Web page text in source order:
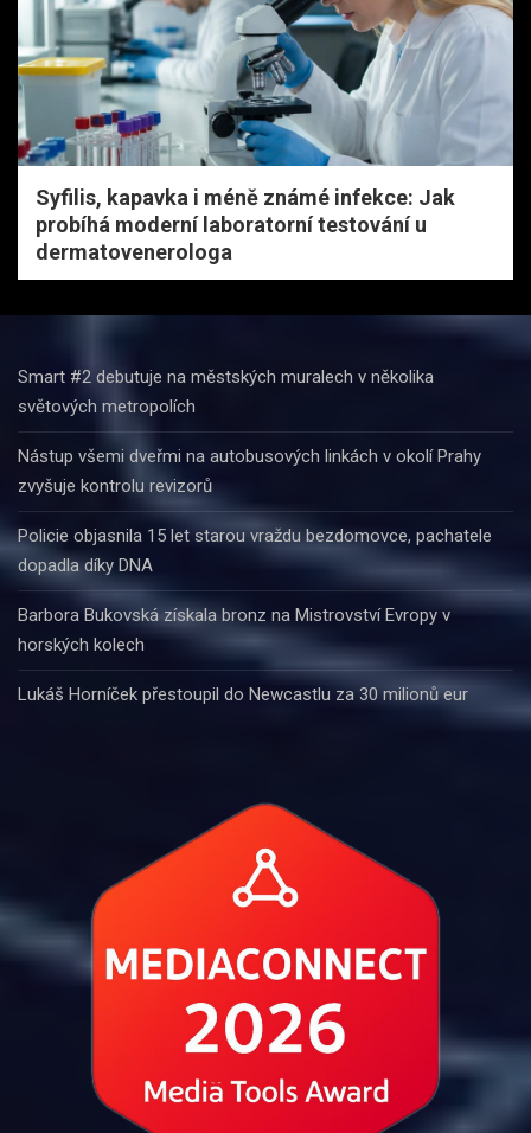
Syfilis, kapavka i méně známé infekce: Jak
probíhá moderní laboratorní testování u
dermatovenerologa
Smart #2 debutuje na městských muralech v několika
světových metropolích
Nástup všemi dveřmi na autobusových linkách v okolí Prahy
zvyšuje kontrolu revizorů
Policie objasnila 15 let starou vraždu bezdomovce, pachatele
dopadla díky DNA
Barbora Bukovská získala bronz na Mistrovství Evropy v
horských kolech
Lukáš Horníček přestoupil do Newcastlu za 30 milionů eur